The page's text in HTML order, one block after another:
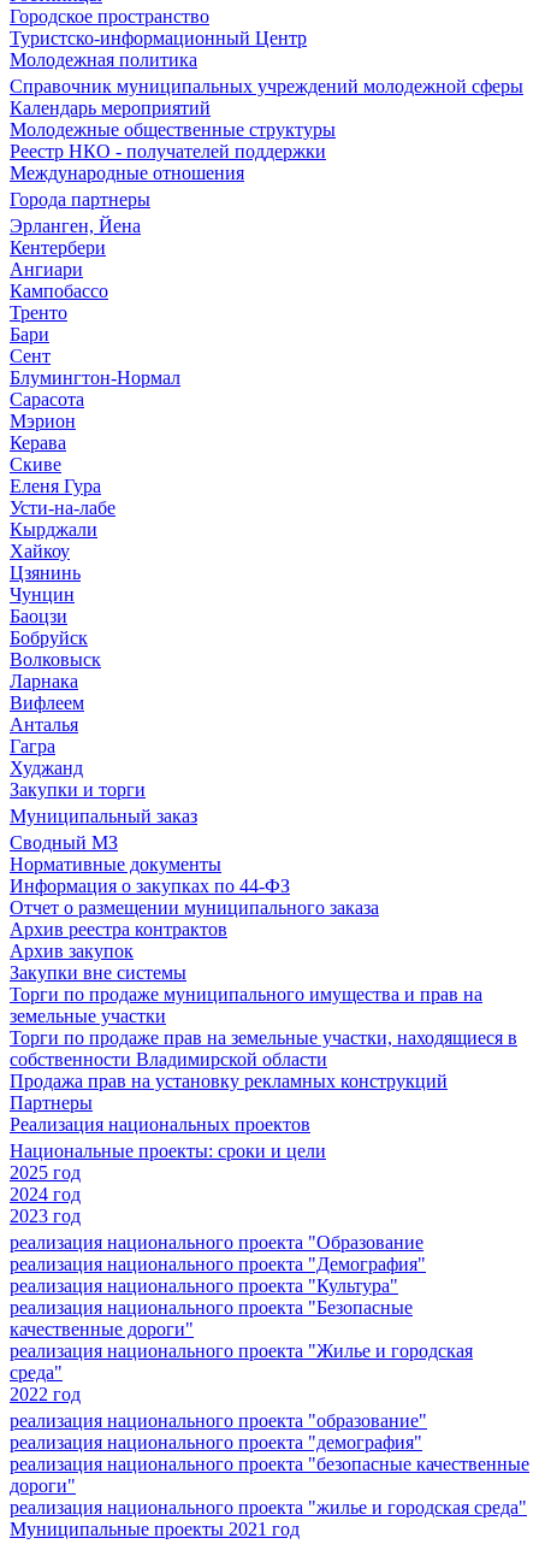
Городское пространство
Туристско-информационный Центр
Молодежная политика
Справочник муниципальных учреждений молодежной сферы
Календарь мероприятий
Молодежные общественные структуры
Реестр НКО - получателей поддержки
Международные отношения
Города партнеры
Эрланген, Йена
Кентербери
Ангиари
Кампобассо
Тренто
Бари
Сент
Блумингтон-Нормал
Сарасота
Мэрион
Керава
Скиве
Еленя Гура
Усти-на-лабе
Кырджали
Хайкоу
Цзянинь
Чунцин
Баоцзи
Бобруйск
Волковыск
Ларнака
Вифлеем
Анталья
Гагра
Худжанд
Закупки и торги
Муниципальный заказ
Сводный МЗ
Нормативные документы
Информация о закупках по 44-ФЗ
Отчет о размещении муниципального заказа
Архив реестра контрактов
Архив закупок
Закупки вне системы
Торги по продаже муниципального имущества и прав на
земельные участки
Торги по продаже прав на земельные участки, находящиеся в
собственности Владимирской области
Продажа прав на установку рекламных конструкций
Партнеры
Реализация национальных проектов
Национальные проекты: сроки и цели
2025 год
2024 год
2023 год
реализация национального проекта "Образование
реализация национального проекта "Демография"
реализация национального проекта "Культура"
реализация национального проекта "Безопасные
качественные дороги"
реализация национального проекта "Жилье и городская
среда"
2022 год
реализация национального проекта "образование"
реализация национального проекта "демография"
реализация национального проекта "безопасные качественные
дороги"
реализация национального проекта "жилье и городская среда"
Муниципальные проекты 2021 год